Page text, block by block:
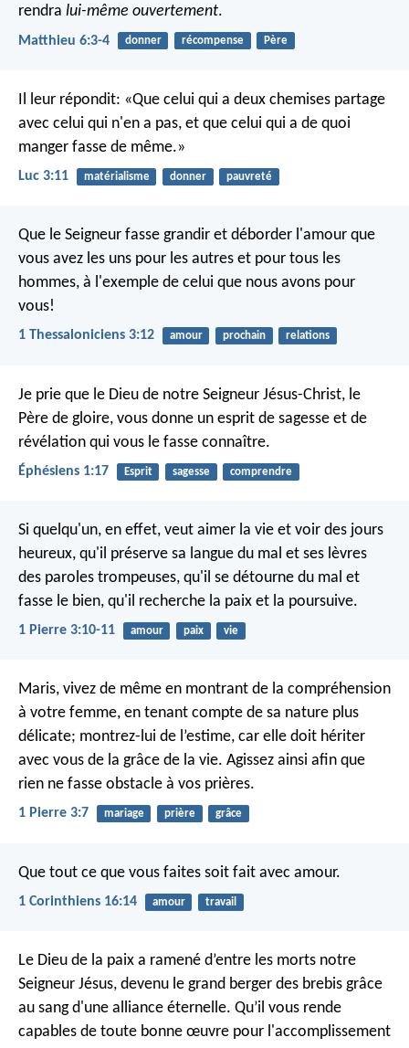
rendra lui-même ouvertement.
Matthieu 6:3-4 donner récompense Père
Il leur répondit: «Que celui qui a deux chemises partage
avec celui qui n'en a pas, et que celui qui a de quoi
manger fasse de même.»
Luc 3:11 matérialisme donner pauvreté
Que le Seigneur fasse grandir et déborder l'amour que
vous avez les uns pour les autres et pour tous les
hommes, à l'exemple de celui que nous avons pour
vous!
1 Thessaloniciens 3:12 amour prochain relations
Je prie que le Dieu de notre Seigneur Jésus-Christ, le
Père de gloire, vous donne un esprit de sagesse et de
révélation qui vous le fasse connaître.
Éphésiens 1:17 Esprit sagesse comprendre
Si quelqu'un, en effet, veut aimer la vie et voir des jours
heureux, qu'il préserve sa langue du mal et ses lèvres
des paroles trompeuses, qu'il se détourne du mal et
fasse le bien, qu'il recherche la paix et la poursuive.
1 Pierre 3:10-11 amour paix vie
Maris, vivez de même en montrant de la compréhension
à votre femme, en tenant compte de sa nature plus
délicate; montrez-lui de l’estime, car elle doit hériter
avec vous de la grâce de la vie. Agissez ainsi afin que
rien ne fasse obstacle à vos prières.
1 Pierre 3:7 mariage prière grâce
Que tout ce que vous faites soit fait avec amour.
1 Corinthiens 16:14 amour travail
Le Dieu de la paix a ramené d’entre les morts notre
Seigneur Jésus, devenu le grand berger des brebis grâce
au sang d'une alliance éternelle. Qu’il vous rende
capables de toute bonne œuvre pour l'accomplissement